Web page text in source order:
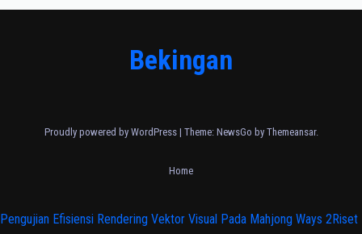
Bekingan
Proudly powered by WordPress | Theme: NewsGo by Themeansar.
Home
Pengujian Efisiensi Rendering Vektor Visual Pada Mahjong Ways 2Riset